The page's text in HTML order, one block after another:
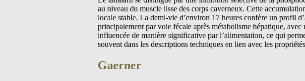
au niveau du muscle lisse des corps caverneux. Cette
locale stable. La demi-vie d’environ 17 heures confère un profil
principalement par voie fécale après métabolisme hépatique,
influencée de manière significative par l’alimentation, ce qui
souvent dans les descriptions techniques en lien avec les
Gaerner